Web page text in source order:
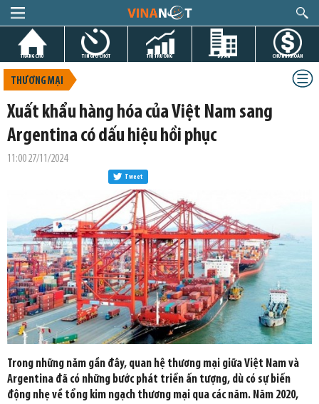
TRANG CHỦ TIN GIỜ CHÓT THỊ TRƯỜNG DỰ ÁN CHỨNG KHOÁN
THƯƠNG MẠI
Xuất khẩu hàng hóa của Việt Nam sang
Argentina có dấu hiệu hồi phục
11:00 27/11/2024
Tweet
Trong những năm gần đây, quan hệ thương mại giữa Việt Nam và
Argentina đã có những bước phát triển ấn tượng, dù có sự biến
động nhẹ về tổng kim ngạch thương mại qua các năm. Năm 2020,